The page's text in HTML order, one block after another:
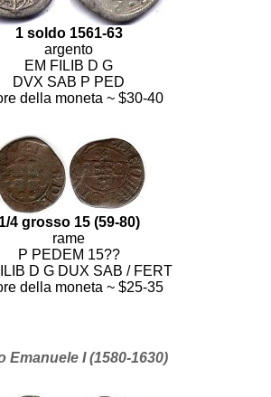
1 soldo 1561-63
argento
EM FILIB D G
DVX SAB P PED
della moneta ~ $30-40
1/4 grosso 15 (59-80)
rame
P PEDEM 15??
D G DUX SAB / FERT
della moneta ~ $25-35
Emanuele I (1580-1630)